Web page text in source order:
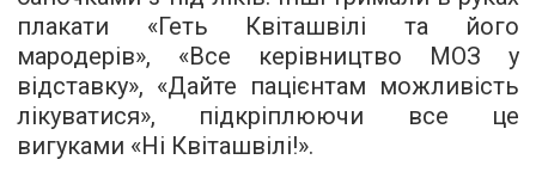
плакати «Геть Квіташвілі та його
мародерів», «Все керівництво МОЗ у
відставку», «Дайте пацієнтам можливість
лікуватися», підкріплюючи все це
вигуками «Ні Квіташвілі!».